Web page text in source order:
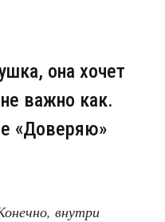
она хочет
важно как.
«Доверяю»
внутри